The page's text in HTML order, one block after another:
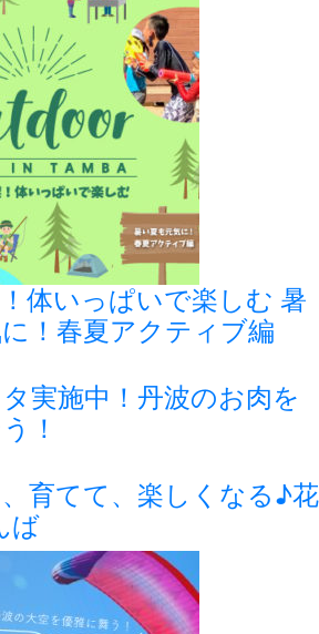
体いっぱいで楽しむ 暑
！春夏アクティブ編
実施中！丹波のお肉を
！
育てて、楽しくなる♪花
ば